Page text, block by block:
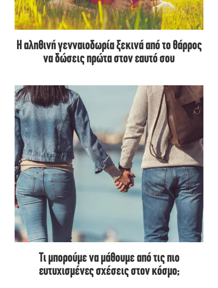
Η αληθινή γενναιοδωρία ξεκινά από το θάρρος
να δώσεις πρώτα στον εαυτό σου
Τι μπορούμε να μάθουμε από τις πιο
ευτυχισμένες σχέσεις στον κόσμο;